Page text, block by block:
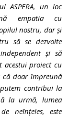
ASPERA, un loc
empatia cu
nostru, dar și
să se dezvolte
și să
acestui proiect cu
că doar împreună
contribui la
la urmă, lumea
neînțeles, este